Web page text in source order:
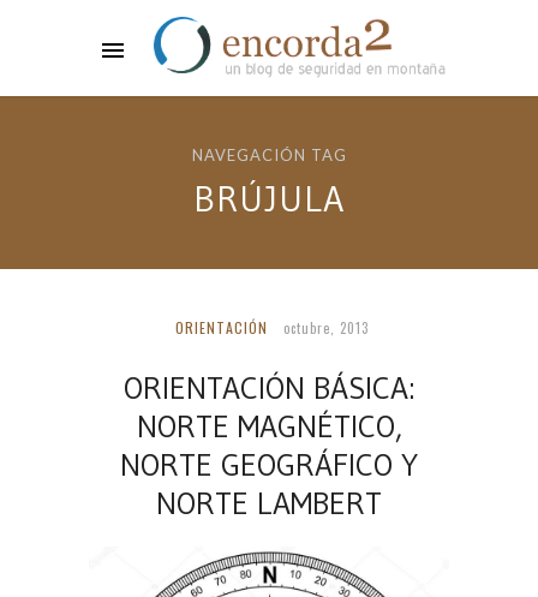
NAVEGACIÓN TAG
BRÚJULA
ORIENTACIÓN octubre, 2013
ORIENTACIÓN BÁSICA:
NORTE MAGNÉTICO,
NORTE GEOGRÁFICO Y
NORTE LAMBERT